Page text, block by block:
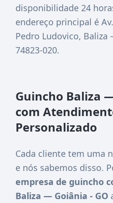
disponibilidade 24
endereço principal é
Pedro Ludovico, Baliza
74823-020.
Guincho Baliza
com
Personalizado
Cada cliente tem uma
e nós sabemos disso.
empresa de guincho
Baliza — Goiânia - GO